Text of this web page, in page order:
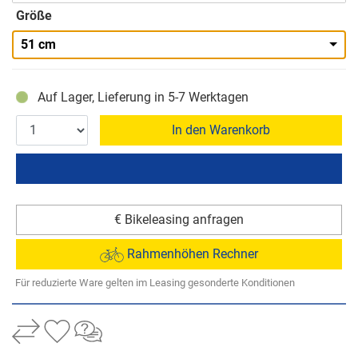
Größe
51 cm
Auf Lager, Lieferung in 5-7 Werktagen
In den Warenkorb
€ Bikeleasing anfragen
Rahmenhöhen Rechner
Für reduzierte Ware gelten im Leasing gesonderte Konditionen